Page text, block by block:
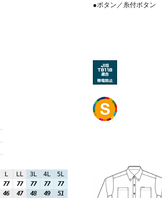
●ボタン／糸付ボタン
L LL 3L 4L
5L
77 77 77 77
77
46 47 48 49
51